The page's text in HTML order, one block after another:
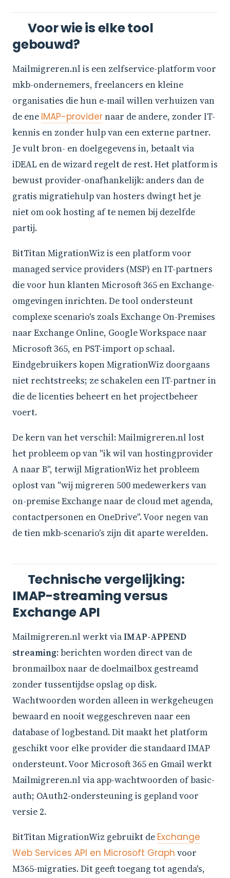
Voor wie is elke tool
gebouwd?
Mailmigreren.nl is een zelfservice-platform voor
mkb-ondernemers, freelancers en kleine
organisaties die hun e-mail willen verhuizen van
de ene IMAP-providernaar de andere, zonder IT-
kennis en zonder hulp van een externe partner.
Je vult bron- en doelgegevens in, betaalt via
iDEAL en de wizard regelt de rest. Het platform is
bewust provider-onafhankelijk: anders dan de
gratis migratiehulp van hosters dwingt het je
niet om ook hosting af te nemen bij dezelfde
partij.
BitTitan MigrationWiz is een platform voor
managed service providers (MSP) en IT-partners
die voor hun klanten Microsoft 365 en Exchange-
omgevingen inrichten. De tool ondersteunt
complexe scenario's zoals Exchange On-Premises
naar Exchange Online, Google Workspace naar
Microsoft 365, en PST-import op schaal.
Eindgebruikers kopen MigrationWiz doorgaans
niet rechtstreeks; ze schakelen een IT-partner in
die de licenties beheert en het projectbeheer
voert.
De kern van het verschil: Mailmigreren.nl lost
het probleem op van "ik wil van hostingprovider
A naar B", terwijl MigrationWiz het probleem
oplost van "wij migreren 500 medewerkers van
on-premise Exchange naar de cloud met agenda,
contactpersonen en OneDrive". Voor negen van
de tien mkb-scenario's zijn dit aparte werelden.
Technische vergelijking:
IMAP-streaming versus
Exchange API
Mailmigreren.nl werkt viaIMAP-APPEND
streaming: berichten worden direct van de
bronmailbox naar de doelmailbox gestreamd
zonder tussentijdse opslag op disk.
Wachtwoorden worden alleen in werkgeheugen
bewaard en nooit weggeschreven naar een
database of logbestand. Dit maakt het platform
geschikt voor elke provider die standaard IMAP
ondersteunt. Voor Microsoft 365 en Gmail werkt
Mailmigreren.nl via app-wachtwoorden of basic-
auth; OAuth2-ondersteuning is gepland voor
versie 2.
BitTitan MigrationWiz gebruikt de Exchange
Web Services API en Microsoft Graph voor
M365-migraties. Dit geeft toegang tot agenda's,